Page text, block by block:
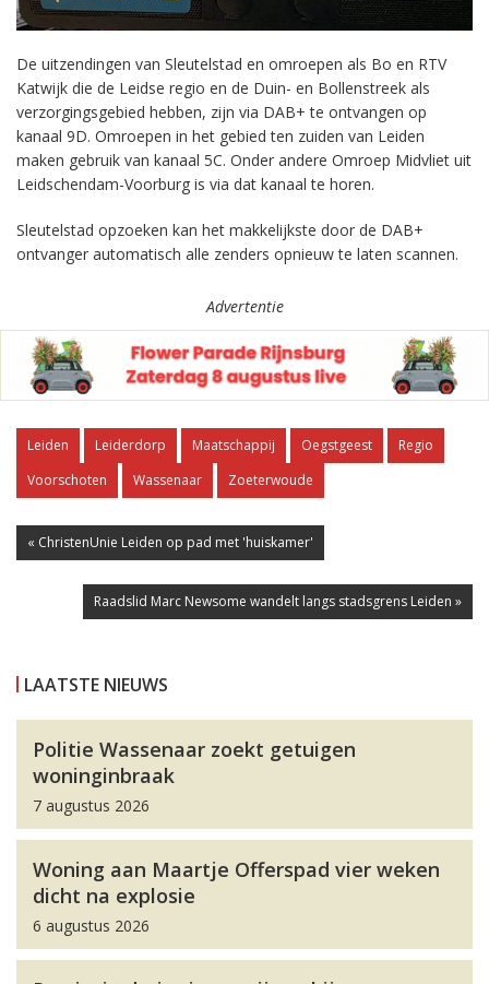
De uitzendingen van Sleutelstad en omroepen als Bo en RTV
Katwijk die de Leidse regio en de Duin- en Bollenstreek als
verzorgingsgebied hebben, zijn via DAB+ te ontvangen op
kanaal 9D. Omroepen in het gebied ten zuiden van Leiden
maken gebruik van kanaal 5C. Onder andere Omroep Midvliet uit
Leidschendam-Voorburg is via dat kanaal te horen.
Sleutelstad opzoeken kan het makkelijkste door de DAB+
ontvanger automatisch alle zenders opnieuw te laten scannen.
Advertentie
Leiden Leiderdorp Maatschappij Oegstgeest
Regio
Voorschoten
Wassenaar Zoeterwoude
« ChristenUnie Leiden op pad met 'huiskamer'
Raadslid Marc Newsome wandelt langs stadsgrens Leiden »
LAATSTE NIEUWS
Politie Wassenaar zoekt getuigen
woninginbraak
7 augustus 2026
Woning aan Maartje Offerspad vier weken
dicht na explosie
6 augustus 2026